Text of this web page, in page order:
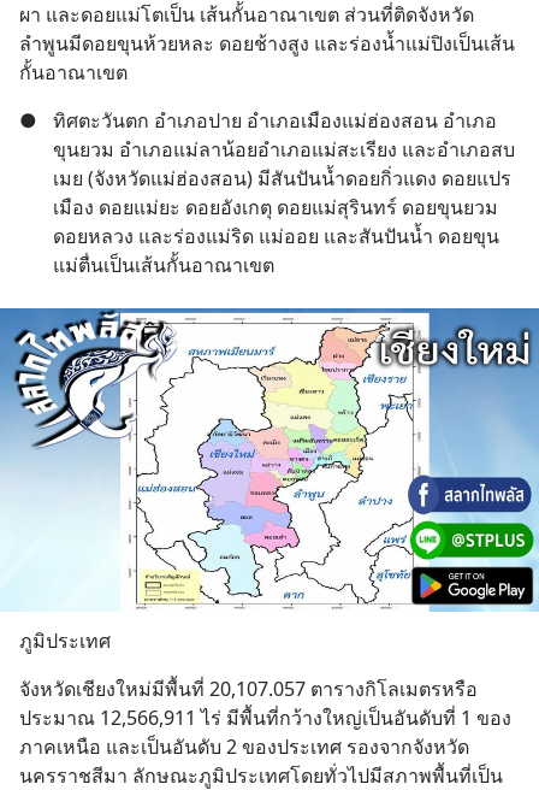
ผา และดอยแม่โตเป็น เส้นกั้นอาณาเขต ส่วนที่ติดจังหวัด
ลำพูนมีดอยขุนห้วยหละ ดอยช้างสูง และร่องน้ำแม่ปิงเป็นเส้น
กั้นอาณาเขต
●
ทิศตะวันตก อำเภอปาย อำเภอเมืองแม่ฮ่องสอน อำเภอ
ขุนยวม อำเภอแม่ลาน้อยอำเภอแม่สะเรียง และอำเภอสบ
เมย (จังหวัดแม่ฮ่องสอน) มีสันปันน้ำดอยกิ่วแดง ดอยแปร
เมือง ดอยแม่ยะ ดอยอังเกตุ ดอยแม่สุรินทร์ ดอยขุนยวม
ดอยหลวง และร่องแม่ริด แม่ออย และสันปันน้ำ ดอยขุน
แม่ตื่นเป็นเส้นกั้นอาณาเขต
ภูมิประเทศ
จังหวัดเชียงใหม่มีพื้นที่ 20,107.057 ตารางกิโลเมตรหรือ
ประมาณ 12,566,911 ไร่ มีพื้นที่กว้างใหญ่เป็นอันดับที่ 1 ของ
ภาคเหนือ และเป็นอันดับ 2 ของประเทศ รองจากจังหวัด
นครราชสีมา ลักษณะภูมิประเทศโดยทั่วไปมีสภาพพื้นที่เป็น